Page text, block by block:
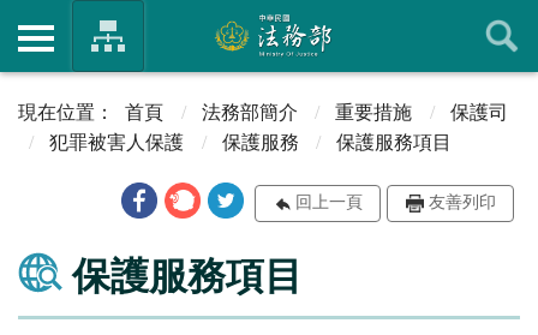
首頁 法務部簡介 重要措施
保護司
犯罪被害人保護
保護服務 保護服務項目
回上一頁 友善列印
保護服務項目